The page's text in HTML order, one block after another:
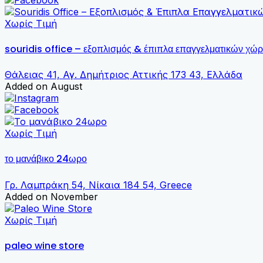
Χωρίς Τιμή
souridis office – εξοπλισμός & έπιπλα επαγγελματικών
Θάλειας 41, Αγ. Δημήτριος Αττικής 173 43, Ελλάδα
Added on August
Χωρίς Τιμή
το μανάβικο 24ωρο
Γρ. Λαμπράκη 54, Νίκαια 184 54, Greece
Added on November
Χωρίς Τιμή
paleo wine store